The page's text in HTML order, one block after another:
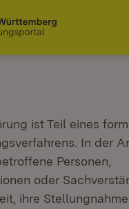
springen
ist Teil eines
In der
Personen,
oder
ihre